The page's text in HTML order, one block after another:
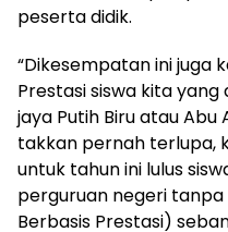
peserta didik.
“Dikesempatan ini juga
Prestasi siswa kita
jaya Putih Biru atau
takkan pernah terlupa,
untuk tahun ini lulus
perguruan negeri tanpa
Berbasis Prestasi)